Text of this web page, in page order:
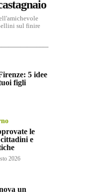
sul finire
5 idee
figli
le
e
2026
un